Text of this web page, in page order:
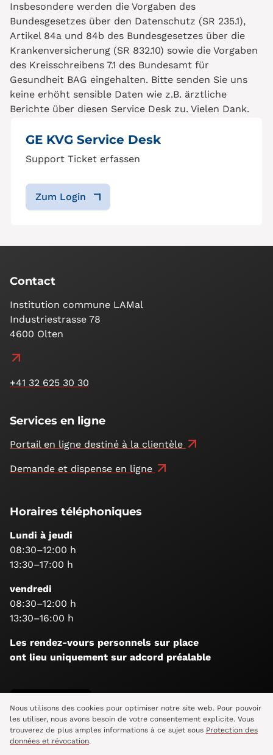
Insbesondere werden die Vorgaben des
Bundesgesetzes über den Datenschutz (SR 235.1),
Artikel 84a und 84b des Bundesgesetzes über die
Krankenversicherung (SR 832.10) sowie die Vorgaben
des Kreisschreibens 7.1 des Bundesamt für
Gesundheit BAG eingehalten. Bitte senden Sie uns
keine erhöht sensible Daten wie z.B. ärztliche
Berichte über diesen Service Desk zu. Vielen Dank.
GE KVG Service Desk
Support Ticket erfassen
Zum Login
Contact
Institution commune LAMal
Industriestrasse 78
4600 Olten
+41 32 625 30 30
Services en ligne
Portail en ligne destiné à la clientèle
Demande et dispense en ligne
Horaires téléphoniques
Lundi à jeudi
08:30–12:00 h
13:30–17:00 h
vendredi
08:30–12:00 h
13:30–16:00 h
Les rendez-vours personnels sur place
ont lieu uniquement sur adcord préalable
Suis-nous
Nous utilisons des cookies pour optimiser notre site web. Pour pouvoir
les utiliser, nous avons besoin de votre consentement explicite. Vous
trouverez de plus amples informations à ce sujet sous Protection des
données et révocation.